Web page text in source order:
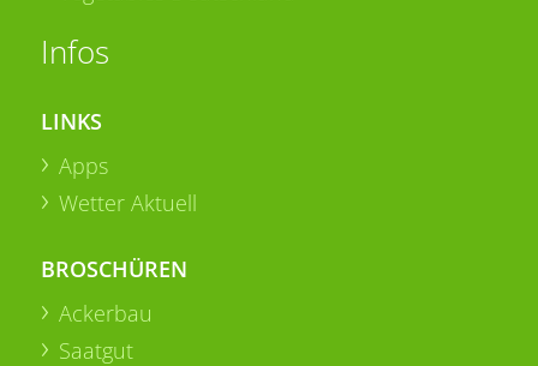
Infos
LINKS
Apps
Wetter Aktuell
BROSCHÜREN
Ackerbau
Saatgut